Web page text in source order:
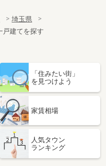
谷市蒲生西町１丁目
谷市越ヶ谷
埼玉県
戸建てを探す
「住みたい街」
を見つけよう
家賃相場
人気タウン
ランキング